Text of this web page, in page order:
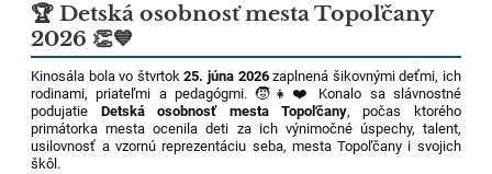
🏆 Detská osobnosť mesta Topoľčany
2026 👏💙
Kinosála bola vo štvrtok25. júna 2026zaplnená šikovnými deťmi, ich
rodinami, priateľmi a pedagógmi. 🧒👧❤️ Konalo sa slávnostné
podujatie Detská osobnosť mesta Topoľčany, počas ktorého
primátorka mesta ocenila deti za ich výnimočné úspechy, talent,
usilovnosť a vzornú reprezentáciu seba, mesta Topoľčany i svojich
škôl.